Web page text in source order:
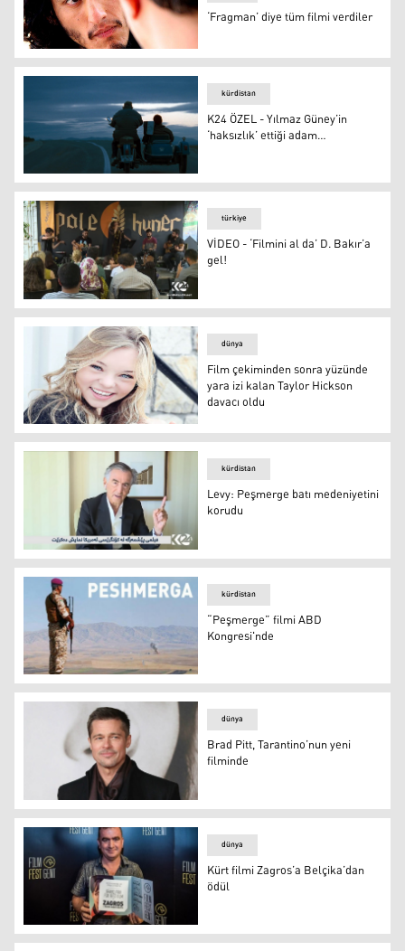
‘Fragman’ diye tüm filmi verdiler
‘Fragman’ diye tüm filmi verdiler
K24 ÖZEL - Yılmaz Güney’in ‘haksızlık’ ettiği adam…
kürdistan
K24 ÖZEL - Yılmaz Güney’in
‘haksızlık’ ettiği adam…
VİDEO - ‘Filmini al da’ D. Bakır’a gel!
türkiye
VİDEO - ‘Filmini al da’ D. Bakır’a
gel!
Film çekiminden sonra yüzünde yara izi kalan Taylor
dünya
Film çekiminden sonra yüzünde
yara izi kalan Taylor Hickson
davacı oldu
Levy: Peşmerge batı medeniyetini korudu
kürdistan
Levy: Peşmerge batı medeniyetini
korudu
“Peşmerge” filmi ABD Kongresi'nde
kürdistan
“Peşmerge” filmi ABD
Kongresi'nde
Brad Pitt, Tarantino’nun yeni filminde
dünya
Brad Pitt, Tarantino’nun yeni
filminde
Kürt filmi Zagros’a Belçika’dan ödül
dünya
Kürt filmi Zagros’a Belçika’dan
ödül